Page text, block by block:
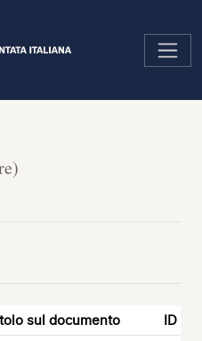
sul documento
ID